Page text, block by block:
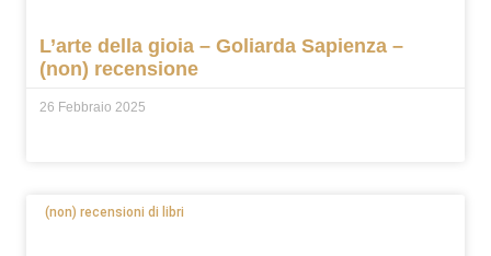
L’arte della gioia – Goliarda Sapienza –
(non) recensione
26 Febbraio 2025
(non) recensioni di libri